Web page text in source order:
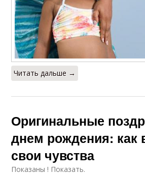
Читать дальше →
Оригинальные
днем рождения: как
свои чувства
Показаны ! Показать.